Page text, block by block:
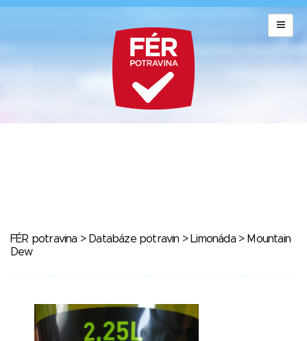
FÉR potravina > Databáze potravin > Limonáda> Mountain
Dew